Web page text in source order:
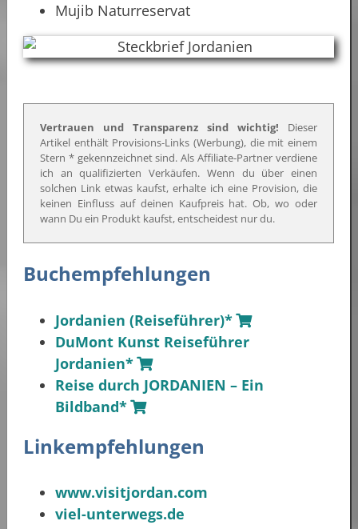
Mujib Naturreservat
Vertrauen und Transparenz sind wichtig! Dieser
Artikel enthält Provisions-Links (Werbung), die mit einem
Stern * gekennzeichnet sind. Als Affiliate-Partner verdiene
ich an qualifizierten Verkäufen. Wenn du über einen
solchen Link etwas kaufst, erhalte ich eine Provision, die
keinen Einfluss auf deinen Kaufpreis hat. Ob, wo oder
wann Du ein Produkt kaufst, entscheidest nur du.
Buchempfehlungen
Jordanien (Reiseführer)*
DuMont Kunst Reiseführer
Jordanien*
Reise durch JORDANIEN – Ein
Bildband*
Linkempfehlungen
www.visitjordan.com
viel-unterwegs.de